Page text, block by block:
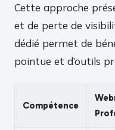
Cette approche
et de perte de
dédié permet de
pointue et d’outils
Compétence